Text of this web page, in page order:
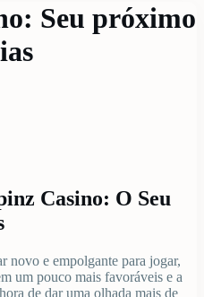
Seu próximo
Casino: O Seu
novo e empolgante para jogar,
um pouco mais favoráveis e a
de dar uma olhada mais de